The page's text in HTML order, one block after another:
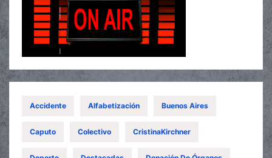
Accidente Alfabetización Buenos Aires
Caputo Colectivo CristinaKirchner